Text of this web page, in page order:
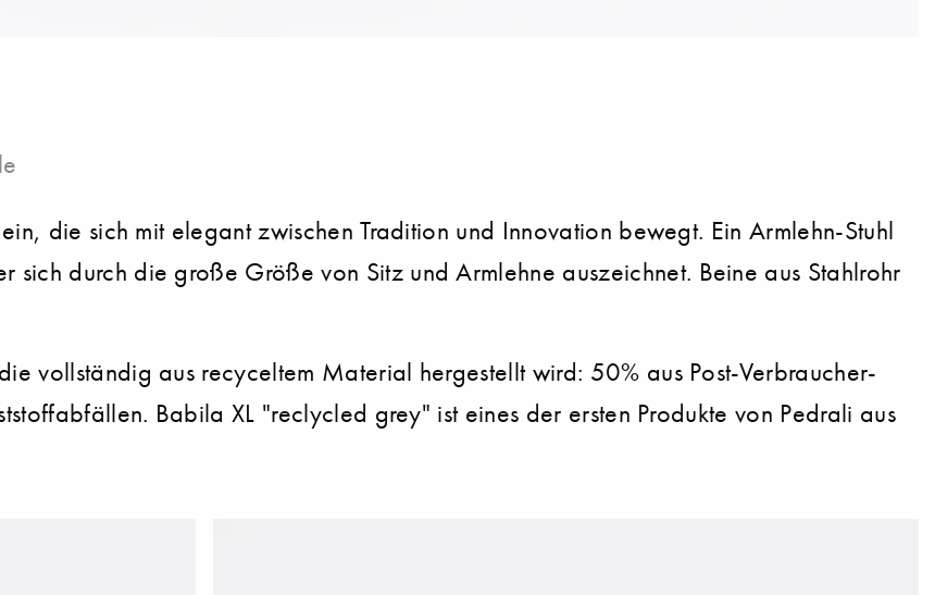
die sich mit elegant zwischen Tradition und Innovation bewegt. Ein Armlehn-Stuhl
sich durch die große Größe von Sitz und Armlehne auszeichnet. Beine aus Stahlrohr
vollständig aus recyceltem Material hergestellt wird: 50% aus Post-Verbraucher-
Babila XL "reclycled grey" ist eines der ersten Produkte von Pedrali aus